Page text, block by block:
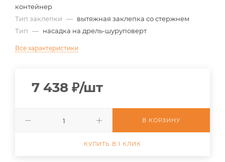
контейнер
Тип заклепки — вытяжная заклепка со стержнем
Тип — насадка на дрель-шуруповерт
Все характеристики
7 438 ₽/шт
В КОРЗИНУ
КУПИТЬ В 1 КЛИК